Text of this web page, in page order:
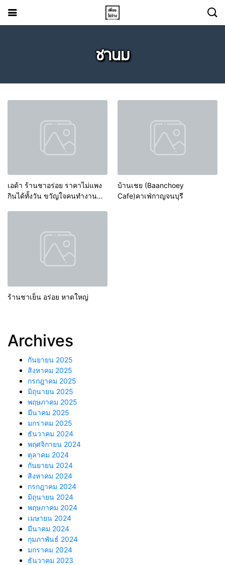
ชานม
เอด้า ร้านชาอร่อย ราคาไม่แพง
กินได้ทั้งวัน ขวัญใจคนทำงาน
บ้านเชย (Baanchoey
Cafe)คาเฟ่กาญจนบุรี
ร้านชาเย็น อร่อย หาดใหญ่
Archives
กันยายน 2025
สิงหาคม 2025
กรกฎาคม 2025
มิถุนายน 2025
พฤษภาคม 2025
มีนาคม 2025
มกราคม 2025
ธันวาคม 2024
พฤศจิกายน 2024
ตุลาคม 2024
กันยายน 2024
สิงหาคม 2024
กรกฎาคม 2024
มิถุนายน 2024
พฤษภาคม 2024
เมษายน 2024
มีนาคม 2024
กุมภาพันธ์ 2024
มกราคม 2024
ธันวาคม 2023